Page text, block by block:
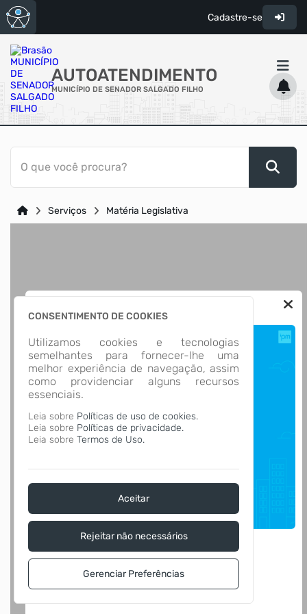
Cadastre-se
AUTOATENDIMENTO
MUNICÍPIO DE SENADOR SALGADO FILHO
ACESSO RÁPIDO
Acessibilidade
Transparência
O que você procura?
Serviços Matéria Legislativa
CONSENTIMENTO DE COOKIES
Utilizamos cookies e tecnologias
semelhantes para fornecer-lhe uma
melhor experiência de navegação, assim
como providenciar alguns recursos
essenciais.
Leia sobre Políticas de uso de cookies.
Leia sobre Políticas de privacidade.
Leia sobre Termos de Uso.
Aceitar
Rejeitar não necessários
Gerenciar Preferências